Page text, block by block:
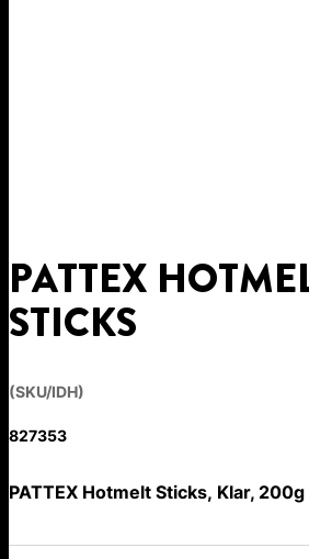
PATTEX
STICKS
(SKU/IDH)
827353
PATTEX Hotmelt Sticks, Klar, 200g